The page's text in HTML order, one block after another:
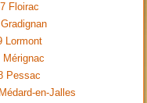
Floirac
Lormont
Mérignac
Pessac
en-Jalles